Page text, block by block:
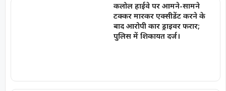
कलोल हाईवे पर आमने-सामने
टक्कर मारकर एक्सीडेंट करने के
बाद आरोपी कार ड्राइवर फरार;
पुलिस में शिकायत दर्ज।